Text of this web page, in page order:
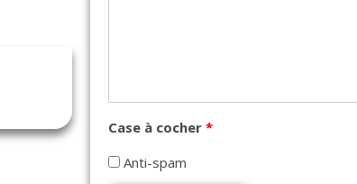
Case à cocher *
Anti-spam